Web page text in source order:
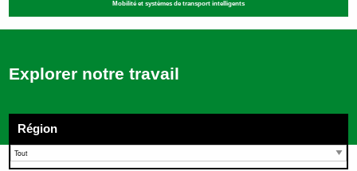
Mobilité et systèmes de transport intelligents
Explorer notre travail
Région